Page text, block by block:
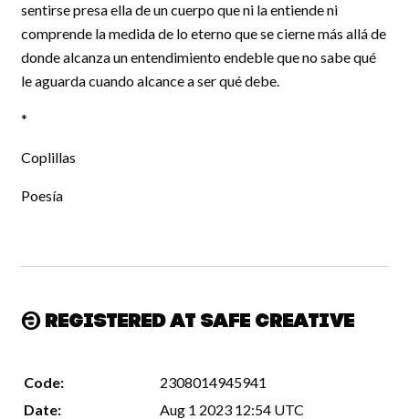
sentirse presa ella de un cuerpo que ni la entiende ni
comprende la medida de lo eterno que se cierne más allá de
donde alcanza un entendimiento endeble que no sabe qué
le aguarda cuando alcance a ser qué debe.
*
Coplillas
Poesía
Registered at Safe Creative
Code:
2308014945941
Date:
Aug 1 2023 12:54 UTC